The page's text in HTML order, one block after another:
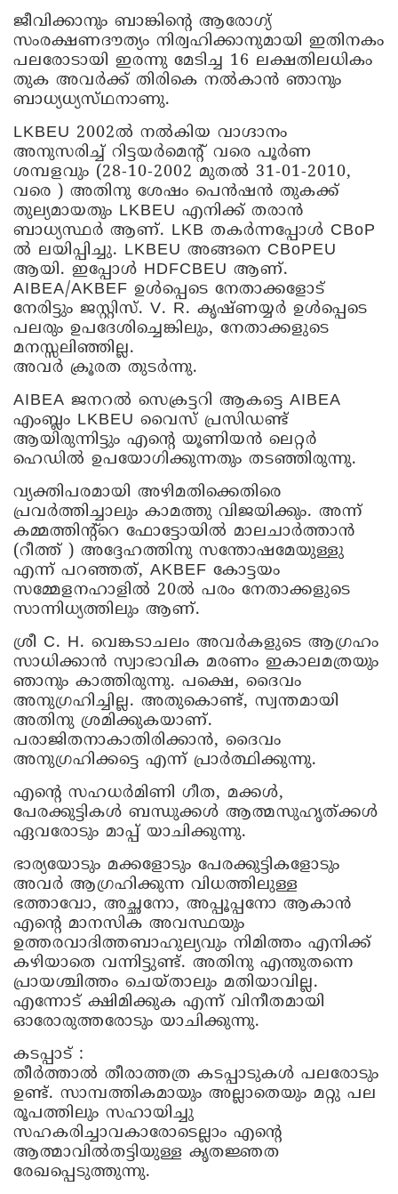
ജീവിക്കാനും ബാങ്കിന്റെ ആരോഗ്യ്
സംരക്ഷണദൗത്യം നിര്വഹിക്കാനുമായി ഇതിനകം
പലരോടായി ഇരന്നു മേടിച്ച 16 ലക്ഷതിലധികം
തുക അവർക്ക് തിരികെ നൽകാൻ ഞാനും
ബാധ്യധ്യസ്‌ഥനാണു.
LKBEU 2002ൽ നൽകിയ വാഗ്ദാനം
അനുസരിച്ച് റിട്ടയർമെന്റ് വരെ പൂർണ
ശമ്പളവും (28-10-2002 മുതൽ 31-01-2010,
വരെ ) അതിനു ശേഷം പെൻഷൻ തുകക്ക്
തുല്യമായതും LKBEU എനിക്ക് തരാൻ
ബാധ്യസ്ഥർ ആണ്. LKB തകർന്നപ്പോൾ CBoP
ൽ ലയിപ്പിച്ചു. LKBEU അങ്ങനെ CBoPEU
ആയി. ഇപ്പോൾ HDFCBEU ആണ്.
AIBEA/AKBEF ഉൾപ്പെടെ നേതാക്കളോട്
നേരിട്ടും ജസ്റ്റിസ്. V. R. കൃഷ്ണയ്യർ ഉൾപ്പെടെ
പലരും ഉപദേശിച്ചെങ്കിലും, നേതാക്കളുടെ
മനസ്സലിഞ്ഞില്ല.
അവർ ക്രൂരത തുടർന്നു.
AIBEA ജനറൽ സെക്രട്ടറി ആകട്ടെ AIBEA
എംബ്ലം LKBEU വൈസ് പ്രസിഡണ്ട്‌
ആയിരുന്നിട്ടും എന്റെ യൂണിയൻ ലെറ്റർ
ഹെഡിൽ ഉപയോഗിക്കുന്നതും തടഞ്ഞിരുന്നു.
വ്യക്തിപരമായി അഴിമതിക്കെതിരെ
പ്രവർത്തിച്ചാലും കാമത്തു വിജയിക്കും. അന്ന്
കമ്മത്തിന്റ്റെ ഫോട്ടോയിൽ മാലചാർത്താൻ
(റീത്ത് ) അദ്ദേഹത്തിനു സന്തോഷമേയുള്ളു
എന്ന് പറഞ്ഞത്, AKBEF കോട്ടയം
സമ്മേളനഹാളിൽ 20ൽ പരം നേതാക്കളുടെ
സാന്നിധ്യത്തിലും ആണ്.
ശ്രീ C. H. വെങ്കടാചലം അവർകളുടെ ആഗ്രഹം
സാധിക്കാൻ സ്വാഭാവിക മരണം ഇകാലമത്രയും
ഞാനും കാത്തിരുന്നു. പക്ഷെ, ദൈവം
അനുഗ്രഹിച്ചില്ല. അതുകൊണ്ട്, സ്വന്തമായി
അതിനു ശ്രമിക്കുകയാണ്.
പരാജിതനാകാതിരിക്കാൻ, ദൈവം
അനുഗ്രഹിക്കട്ടെ എന്ന് പ്രാർത്ഥിക്കുന്നു.
എന്റെ സഹധർമിണി ഗീത, മക്കൾ,
പേരക്കുട്ടികൾ ബന്ധുക്കൾ ആത്മസുഹൃത്‌ക്കൾ
ഏവരോടും മാപ്പ് യാചിക്കുന്നു.
ഭാര്യയോടും മക്കളോടും പേരക്കുട്ടികളോടും
അവർ ആഗ്രഹിക്കുന്ന വിധത്തിലുള്ള
ഭത്താവോ, അച്ഛനോ, അപ്പൂപ്പനോ ആകാൻ
എന്റെ മാനസിക അവസ്ഥയും
ഉത്തരവാദിത്തബാഹുല്യവും നിമിത്തം എനിക്ക്
കഴിയാതെ വന്നിട്ടുണ്ട്. അതിനു എന്തുതന്നെ
പ്രായശ്ചിത്തം ചെയ്താലും മതിയാവില്ല.
എന്നോട് ക്ഷിമിക്കുക എന്ന് വിനീതമായി
ഓരോരുത്തരോടും യാചിക്കുന്നു.
കടപ്പാട് :
തീർത്താൽ തീരാത്തത്ര കടപ്പാടുകൾ പലരോടും
ഉണ്ട്. സാമ്പത്തികമായും അല്ലാതെയും മറ്റു പല
രൂപത്തിലും സഹായിച്ചു
സഹകരിച്ചാവകാരോടെല്ലാം എന്റെ
ആത്മാവിൽതട്ടിയുള്ള കൃതജ്ഞത
രേഖപ്പെടുത്തുന്നു.